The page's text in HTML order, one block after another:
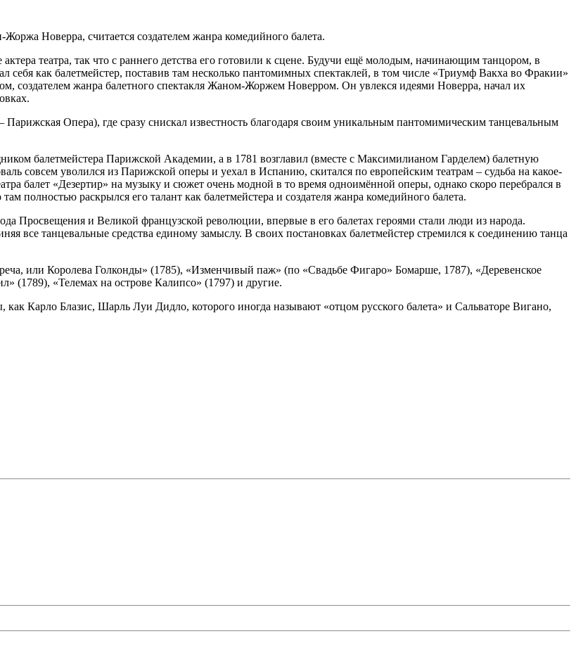
Новерра, считается создателем жанра комедийного балета.
театра, так что с раннего детства его готовили к сцене. Будучи ещё молодым, начинающим танцором, в
себя как балетмейстер, поставив там несколько пантомимных спектаклей, в том числе «Триумф Вакха во Фракии»
создателем жанра балетного спектакля Жаном-Жоржем Новерром. Он увлекся идеями Новерра, начал их
Опера), где сразу снискал известность благодаря своим уникальным пантомимическим танцевальным
балетмейстера Парижской Академии, а в 1781 возглавил (вместе с Максимилианом Гарделем) балетную
совсем уволился из Парижской оперы и уехал в Испанию, скитался по европейским театрам – судьба на какое-
балет «Дезертир» на музыку и сюжет очень модной в то время одноимённой оперы, однако скоро перебрался в
полностью раскрылся его талант как балетмейстера и создателя жанра комедийного балета.
Просвещения и Великой французской революции, впервые в его балетах героями стали люди из народа.
все танцевальные средства единому замыслу. В своих постановках балетмейстер стремился к соединению танца
или Королева Голконды» (1785), «Изменчивый паж» (по «Свадьбе Фигаро» Бомарше, 1787), «Деревенское
(1789), «Телемах на острове Калипсо» (1797) и другие.
Карло Блазис, Шарль Луи Дидло, которого иногда называют «отцом русского балета» и Сальваторе Вигано,